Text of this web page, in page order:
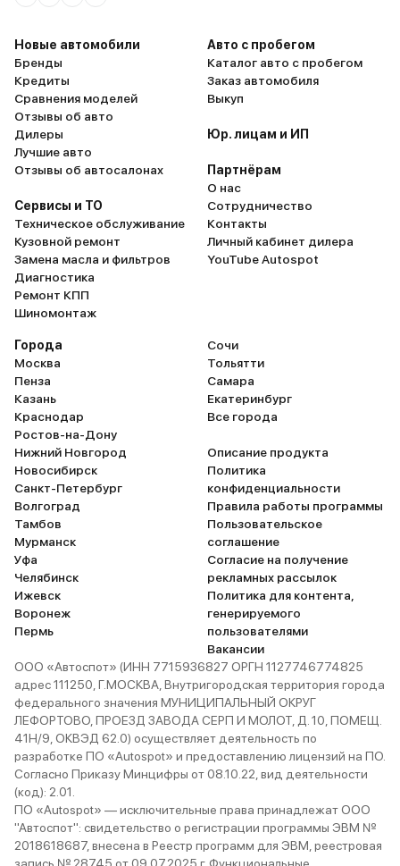
Новые автомобили
Бренды
Кредиты
Сравнения моделей
Отзывы об авто
Дилеры
Лучшие авто
Отзывы об автосалонах
Сервисы и ТО
Техническое обслуживание
Кузовной ремонт
Замена масла и фильтров
Диагностика
Ремонт КПП
Шиномонтаж
Авто с пробегом
Каталог авто с пробегом
Заказ автомобиля
Выкуп
Юр. лицам и ИП
Партнёрам
О нас
Сотрудничество
Контакты
Личный кабинет дилера
YouTube Autospot
Города
Москва
Пенза
Казань
Краснодар
Ростов-на-Дону
Нижний Новгород
Новосибирск
Санкт-Петербург
Волгоград
Тамбов
Мурманск
Уфа
Челябинск
Ижевск
Воронеж
Пермь
Сочи
Тольятти
Самара
Екатеринбург
Все города
Описание продукта
Политика
конфиденциальности
Правила работы программы
Пользовательское
соглашение
Согласие на получение
рекламных рассылок
Политика для контента,
генерируемого
пользователями
Вакансии
ООО «Автоспот» (ИНН 7715936827 ОРГН 1127746774825
адрес 111250, Г.МОСКВА, Внутригородская территория города
федерального значения МУНИЦИПАЛЬНЫЙ ОКРУГ
ЛЕФОРТОВО, ПРОЕЗД ЗАВОДА СЕРП И МОЛОТ, Д. 10, ПОМЕЩ.
41Н/9, ОКВЭД 62.0) осуществляет деятельность по
разработке ПО «Autospot» и предоставлению лицензий на ПО.
Согласно Приказу Минцифры от 08.10.22, вид деятельности
(код): 2.01.
ПО «Autospot» — исключительные права принадлежат ООО
"Автоспот": свидетельство о регистрации программы ЭВМ №
2018618687, внесена в Реестр программ для ЭВМ, реестровая